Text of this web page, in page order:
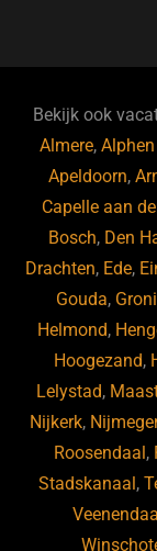
b
o
o
k
ky
Bekijk ook
Almere,
Apeldoorn,
Capelle aan
Bosch, Den
Drachten, Ede,
Gouda,
Helmond,
Hoogezand,
Lelystad,
Nijkerk,
Roosendaal ,
Stadskanaal ,
Veenendaal